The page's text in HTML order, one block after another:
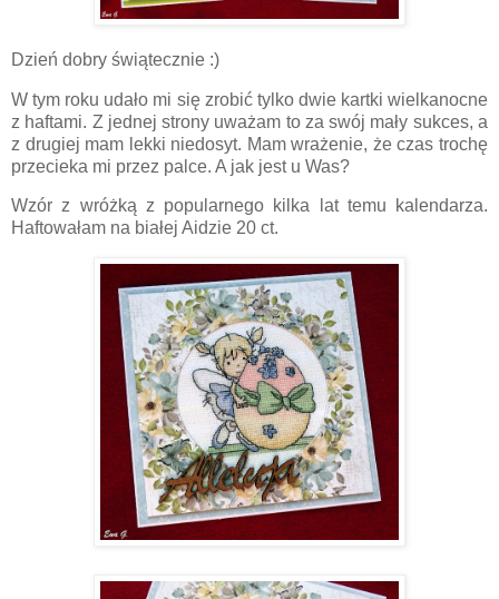
Dzień dobry świątecznie :)
W tym roku udało mi się zrobić tylko dwie kartki wielkanocne
z haftami. Z jednej strony uważam to za swój mały sukces, a
z drugiej mam lekki niedosyt. Mam wrażenie, że czas trochę
przecieka mi przez palce. A jak jest u Was?
Wzór z wróżką z popularnego kilka lat temu kalendarza.
Haftowałam na białej Aidzie 20 ct.